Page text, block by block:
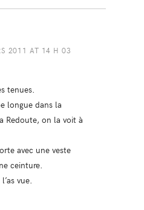
2011 AT 14 H 03
tenues.
longue dans la
Redoute, on la voit à
avec une veste
ceinture.
vue.